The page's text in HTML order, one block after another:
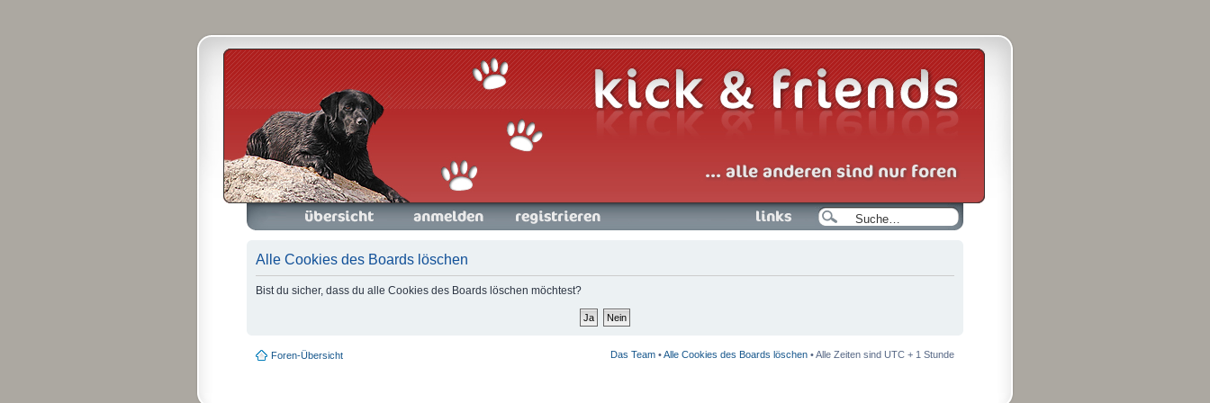
Foren-Übersicht Anmelden Registrieren Links
Alle Cookies des Boards löschen
Bist du sicher, dass du alle Cookies des Boards löschen möchtest?
Foren-Übersicht Das Team •Alle Cookies des Boards löschen • Alle Zeiten sind UTC + 1 Stunde